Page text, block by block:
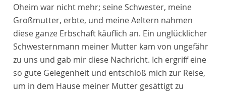
Oheim war nicht mehr; seine Schwester, meine
Großmutter, erbte, und meine Aeltern nahmen
diese ganze Erbschaft käuflich an. Ein unglücklicher
Schwesternmann meiner Mutter kam von ungefähr
zu uns und gab mir diese Nachricht. Ich ergriff eine
so gute Gelegenheit und entschloß mich zur Reise,
um in dem Hause meiner Mutter gesättigt zu